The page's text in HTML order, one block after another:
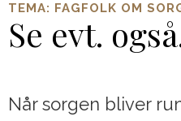
TEMA: FAGFOLK OM
Se evt.
Når sorgen bliver